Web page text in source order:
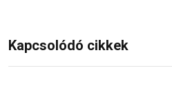
Kapcsolódó cikkek